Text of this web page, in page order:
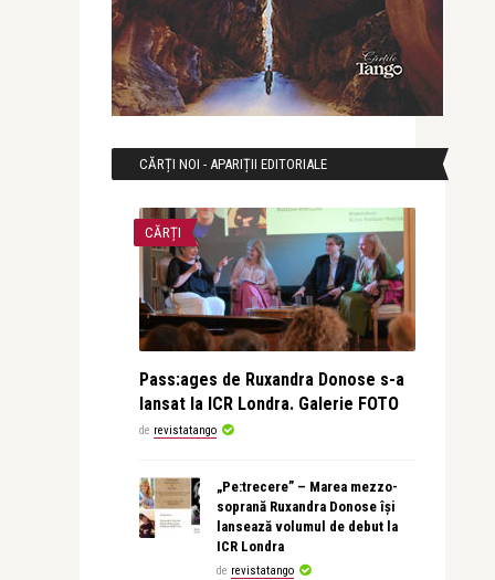
CĂRȚI NOI - APARIȚII EDITORIALE
CĂRȚI
Pass:ages de Ruxandra Donose s-a
lansat la ICR Londra. Galerie FOTO
de revistatango
„Pe:trecere” – Marea mezzo-
soprană Ruxandra Donose își
lansează volumul de debut la
ICR Londra
de revistatango